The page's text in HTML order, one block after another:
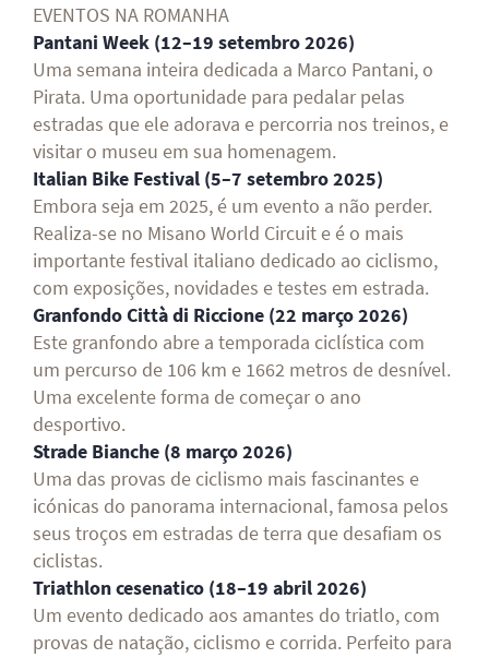
EVENTOS NA ROMANHA
Pantani Week (12–19 setembro 2026)
Uma semana inteira dedicada a Marco Pantani, o
Pirata. Uma oportunidade para pedalar pelas
estradas que ele adorava e percorria nos treinos, e
visitar o museu em sua homenagem.
Italian Bike Festival (5–7 setembro 2025)
Embora seja em 2025, é um evento a não perder.
Realiza-se no Misano World Circuit e é o mais
importante festival italiano dedicado ao ciclismo,
com exposições, novidades e testes em estrada.
Granfondo Città di Riccione (22 março 2026)
Este granfondo abre a temporada ciclística com
um percurso de 106 km e 1662 metros de desnível.
Uma excelente forma de começar o ano
desportivo.
Strade Bianche (8 março 2026)
Uma das provas de ciclismo mais fascinantes e
icónicas do panorama internacional, famosa pelos
seus troços em estradas de terra que desafiam os
ciclistas.
Triathlon cesenatico (18–19 abril 2026)
Um evento dedicado aos amantes do triatlo, com
provas de natação, ciclismo e corrida. Perfeito para